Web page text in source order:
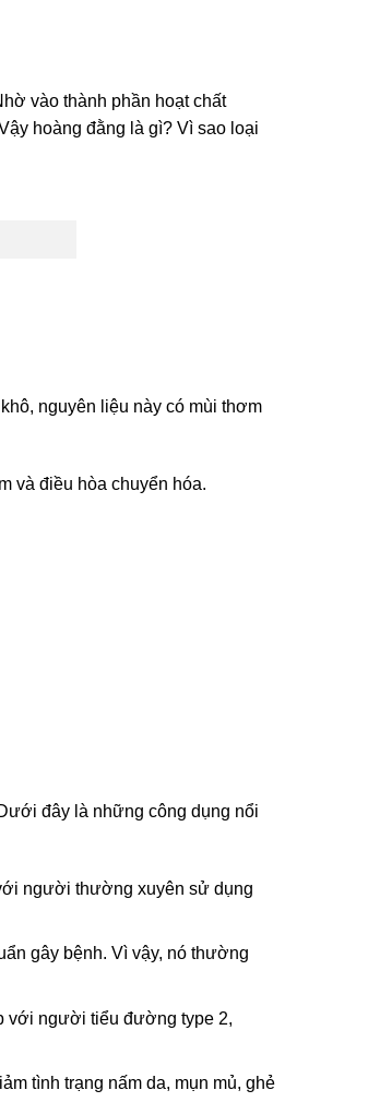
vào thành phần hoạt chất
hoàng đằng là gì? Vì sao loại
nguyên liệu này có mùi thơm
và điều hòa chuyển hóa.
đây là những công dụng nổi
người thường xuyên sử dụng
gây bệnh. Vì vậy, nó thường
với người tiểu đường type 2,
tình trạng nấm da, mụn mủ, ghẻ